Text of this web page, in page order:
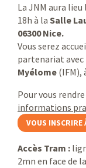
La JNM aura
18h à la Salle
06300 Nice.
Vous serez
partenariat avec
Myélome (IFM),
Pour vous
informations
VOUS INSCRIRE
Accès Tram :
2mn en face de